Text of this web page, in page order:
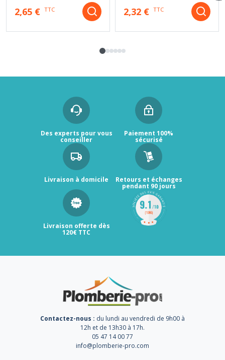
2,65 € TTC 2,32 € TTC
Des experts pour vous
conseiller
Paiement 100%
sécurisé
Livraison à domicile Retours et échanges
pendant 90 jours
Livraison offerte dès
120€ TTC
Contactez-nous : du lundi au vendredi de 9h00 à
12h et de 13h30 à 17h.
05 47 14 00 77
info@plomberie-pro.com